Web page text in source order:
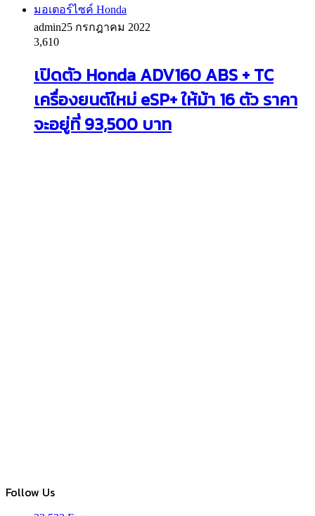
มอเตอร์ไซค์ Honda
admin25 กรกฎาคม 2022
3,610
เปิดตัว Honda ADV160 ABS + TC
เครื่องยนต์ใหม่ eSP+ ให้ม้า 16 ตัว ราคา
จะอยู่ที่ 93,500 บาท
Follow Us